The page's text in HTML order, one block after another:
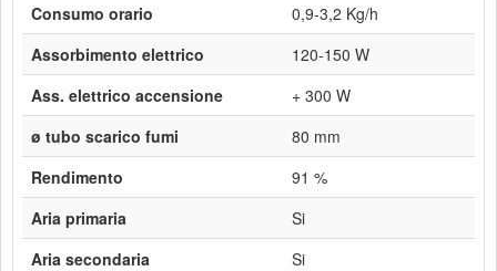
Consumo orario
0,9-3,2 Kg/h
Assorbimento elettrico
120-150 W
Ass. elettrico accensione
+ 300 W
ø tubo scarico fumi
80 mm
Rendimento
91 %
Aria primaria
Si
Aria secondaria
Si